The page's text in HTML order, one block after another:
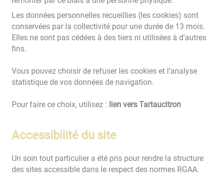
Les données personnelles recueillies (les cookies) sont
conservées par la collectivité pour une durée de 13 mois.
Elles ne sont pas cédées à des tiers ni utilisées à d'autres
fins.
Vous pouvez choisir de refuser les cookies et l’analyse
statistique de vos données de navigation.
Pour faire ce choix, utilisez : lien vers Tartaucitron
Accessibilité du site
Un soin tout particulier a été pris pour rendre la structure
des sites accessible dans le respect des normes RGAA.